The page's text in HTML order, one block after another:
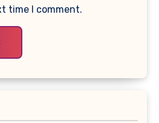
time I comment.